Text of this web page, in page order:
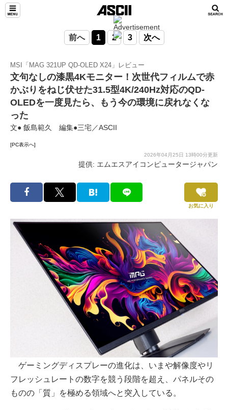
前へ 1 2 3 次へ
MSI「MAG 321UP QD-OLED X24」レビュー
文句なしの漆黒4Kモニター！次世代フィルムで赤
かぶりをねじ伏せた31.5型4K/240Hz対応のQD-
OLEDを一度見たら、もう今の環境に戻れなくな
った
文● 飯島範久 編集●三宅／ASCII
[PC表示へ]
2026年04月25日 13時00分更新
提供: エムエスアイコンピュータージャパン
お気に入り
ゲーミングディスプレーの進化は、いまや解像度やリ
フレッシュレートの数字を競う段階を超え、パネルその
ものの「質」を極める領域へと突入している。